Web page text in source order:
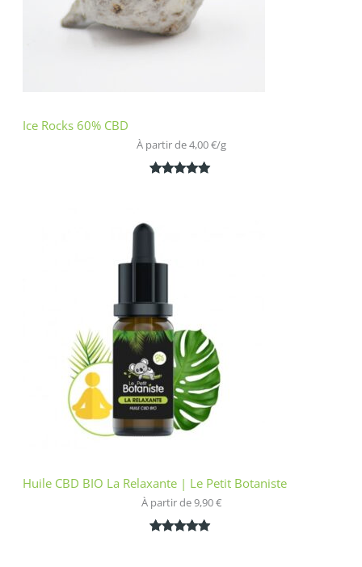
Ice Rocks 60% CBD
À partir de 4,00€/g
client
Huile CBD BIO La Relaxante | Le Petit Botaniste
À partir de 9,90€